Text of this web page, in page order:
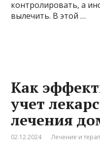
контролировать, а
вылечить. В этой …
Как
учет
лечения
02.12.2024 Лечение и